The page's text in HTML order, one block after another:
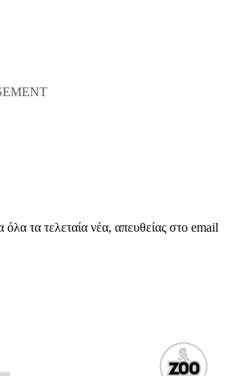
όλα τα τελεταία νέα, απευθείας στο email